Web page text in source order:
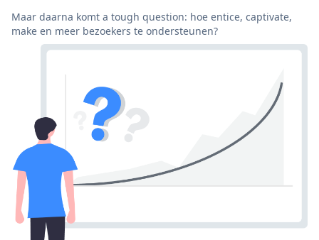
Maar daarna komt a tough question: hoe entice, captivate,
make en meer bezoekers te ondersteunen?